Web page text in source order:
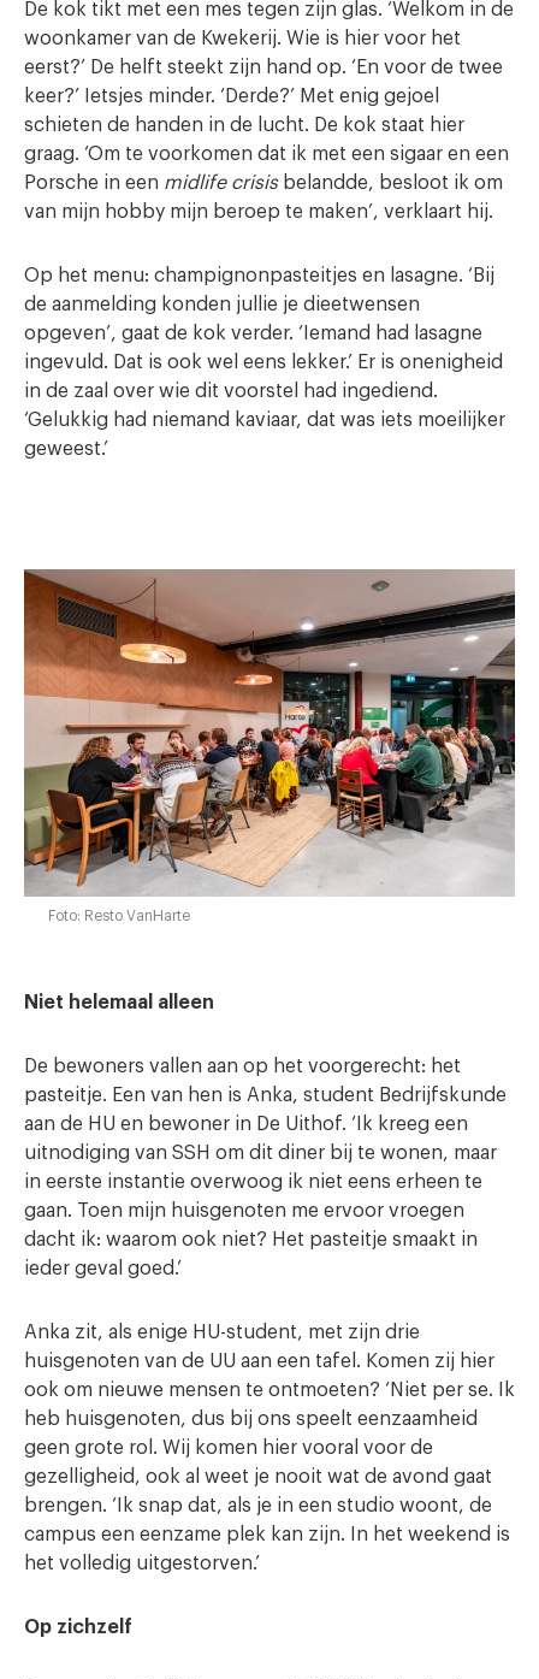
De kok tikt met een mes tegen zijn glas. ‘Welkom in de
woonkamer van de Kwekerij. Wie is hier voor het
eerst?’ De helft steekt zijn hand op. ‘En voor de twee
keer?’ Ietsjes minder. ‘Derde?’ Met enig gejoel
schieten de handen in de lucht. De kok staat hier
graag. ‘Om te voorkomen dat ik met een sigaar en een
Porsche in een midlife crisis belandde, besloot ik om
van mijn hobby mijn beroep te maken’, verklaart hij.
Op het menu: champignonpasteitjes en lasagne. ‘Bij
de aanmelding konden jullie je dieetwensen
opgeven’, gaat de kok verder. ‘Iemand had lasagne
ingevuld. Dat is ook wel eens lekker.’ Er is onenigheid
in de zaal over wie dit voorstel had ingediend.
‘Gelukkig had niemand kaviaar, dat was iets moeilijker
geweest.’
Foto: Resto VanHarte
Niet helemaal alleen
De bewoners vallen aan op het voorgerecht: het
pasteitje. Een van hen is Anka, student Bedrijfskunde
aan de HU en bewoner in De Uithof. ‘Ik kreeg een
uitnodiging van SSH om dit diner bij te wonen, maar
in eerste instantie overwoog ik niet eens erheen te
gaan. Toen mijn huisgenoten me ervoor vroegen
dacht ik: waarom ook niet? Het pasteitje smaakt in
ieder geval goed.’
Anka zit, als enige HU-student, met zijn drie
huisgenoten van de UU aan een tafel. Komen zij hier
ook om nieuwe mensen te ontmoeten? ‘Niet per se. Ik
heb huisgenoten, dus bij ons speelt eenzaamheid
geen grote rol. Wij komen hier vooral voor de
gezelligheid, ook al weet je nooit wat de avond gaat
brengen. ‘Ik snap dat, als je in een studio woont, de
campus een eenzame plek kan zijn. In het weekend is
het volledig uitgestorven.’
Op zichzelf